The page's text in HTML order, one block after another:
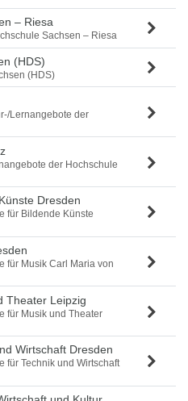
– Riesa
Sachsen – Riesa
(HDS)
(HDS)
Lernangebote der
der Hochschule
Dresden
für Bildende Künste
für Musik Carl Maria von
Theater Leipzig
für Musik und Theater
Wirtschaft Dresden
für Technik und Wirtschaft